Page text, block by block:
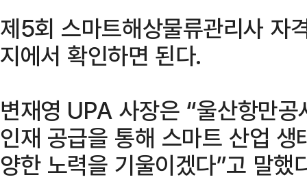
제5회 스마트해상물류관리사 자
지에서 확인하면 된다.
변재영 UPA 사장은 “울산항만
인재 공급을 통해 스마트 산업
양한 노력을 기울이겠다”고 말했